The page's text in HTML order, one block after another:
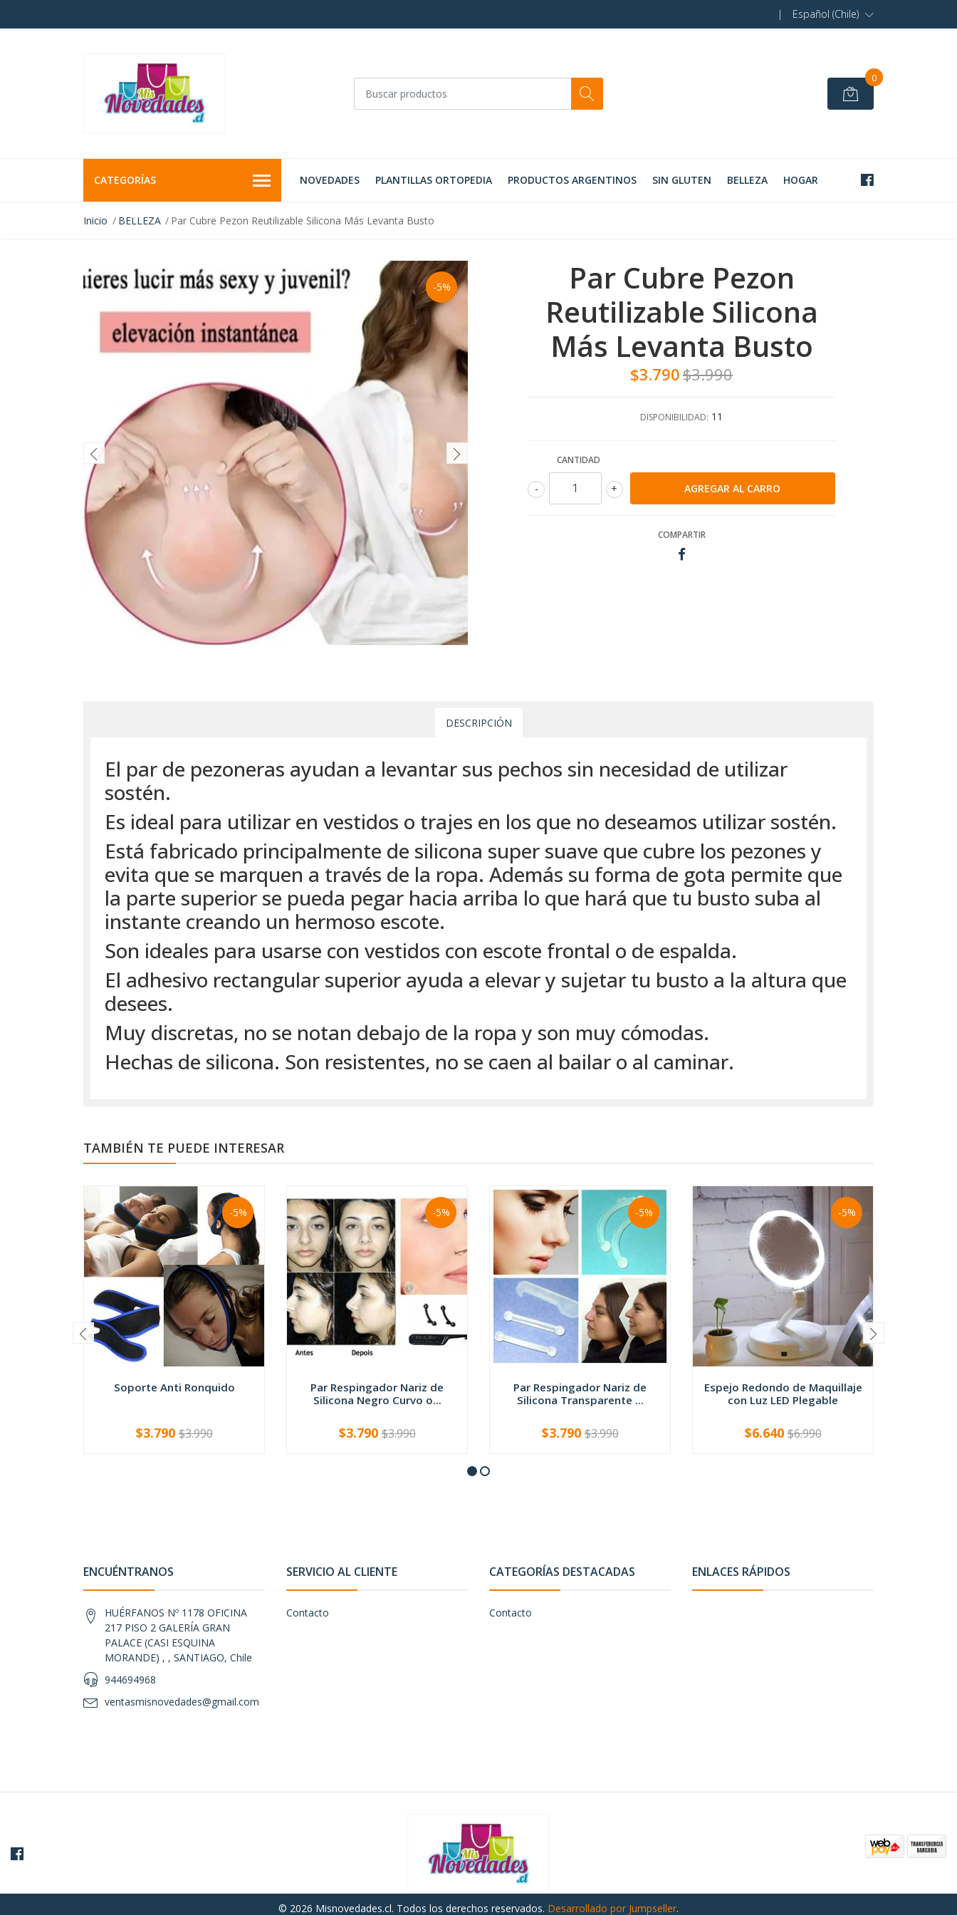
| Español (Chile)
0
CATEGORÍAS NOVEDADES PLANTILLAS ORTOPEDIA PRODUCTOS ARGENTINOS SIN GLUTEN BELLEZA HOGAR
Inicio BELLEZA Par Cubre Pezon Reutilizable Silicona Más Levanta Busto
-5%
Par Cubre Pezon
Reutilizable Silicona
Más Levanta Busto
$3.790$3.990
DISPONIBILIDAD: 11
CANTIDAD
+
-
COMPARTIR
DESCRIPCIÓN
El par de pezoneras ayudan a levantar sus pechos sin necesidad de utilizar
sostén.
Es ideal para utilizar en vestidos o trajes en los que no deseamos utilizar sostén.
Está fabricado principalmente de silicona super suave que cubre los pezones y
evita que se marquen a través de la ropa. Además su forma de gota permite que
la parte superior se pueda pegar hacia arriba lo que hará que tu busto suba al
instante creando un hermoso escote.
Son ideales para usarse con vestidos con escote frontal o de espalda.
El adhesivo rectangular superior ayuda a elevar y sujetar tu busto a la altura que
desees.
Muy discretas, no se notan debajo de la ropa y son muy cómodas.
Hechas de silicona. Son resistentes, no se caen al bailar o al caminar.
TAMBIÉN TE PUEDE INTERESAR
-5%
Soporte Anti Ronquido
+
$3.790$3.990
-5%
Par Respingador Nariz de
Silicona Negro Curvo o...
VER OPCIONES
$3.790$3.990
-5%
Par Respingador Nariz de
Silicona Transparente ...
VER OPCIONES
$3.790$3.990
-5%
Espejo Redondo de Maquillaje
con Luz LED Plegable
+
$6.640$6.990
ENCUÉNTRANOS
HUÉRFANOS Nº 1178 OFICINA
217 PISO 2 GALERÍA GRAN
PALACE (CASI ESQUINA
MORANDE) , , SANTIAGO, Chile
944694968
ventasmisnovedades@gmail.com
SERVICIO AL CLIENTE
Contacto
CATEGORÍAS DESTACADAS
Contacto
ENLACES RÁPIDOS
© 2026 Misnovedades.cl. Todos los derechos reservados. Desarrollado por Jumpseller.